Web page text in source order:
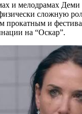
и мелодрамах
сложную
и
на “Оскар”.